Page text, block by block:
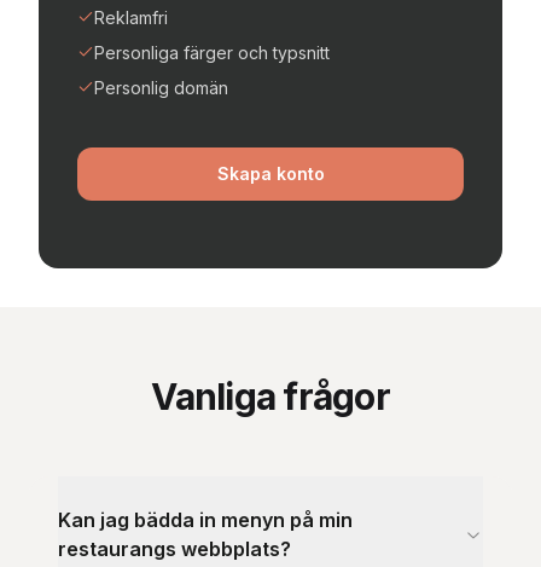
Reklamfri
Personliga färger och typsnitt
Personlig domän
Skapa konto
Vanliga frågor
Kan jag bädda in menyn på min
restaurangs webbplats?